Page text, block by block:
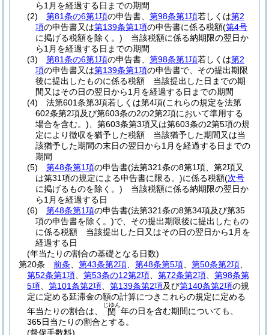
ら1月を経過する日までの期間
(2)
第81条の6第1項の申告書、 第98条第1項若しくは第2
項の申告書又は第139条第1項の申告書に係る税額(第4号
に掲げる税額を除く。) 当該税額に係る納期限の翌日か
ら1月を経過する日までの期間
(3)
第81条の6第1項の申告書、 第98条第1項若しくは第2
項の申告書又は第139条第1項の申告書で、その提出期限
後に提出したものに係る税額 当該提出した日までの期
間又はその日の翌日から1月を経過する日までの期間
(4)
法第601条第3項若しくは第4項(これらの規定を法第
602条第2項及び第603条の2の2第2項において準用する
場合を含む。) 、第603条第3項又は第603条の2第5項の規
定により徴収を猶予した税額 当該猶予した期間又は当
該猶予した期間の末日の翌日から1月を経過する日までの
期間
(5)
第48条第1項の申告書(法第321条の8第1項、第2項又
は第31項の規定による申告書に限る。)に係る税額(次号
に掲げるものを除く。) 当該税額に係る納期限の翌日か
ら1月を経過する日
(6)
第48条第1項の申告書(法第321条の8第34項及び第35
項の申告書を除く。)で、その提出期限後に提出したもの
に係る税額 当該提出した日又はその日の翌日から1月を
経過する日
(年当たりの割合の基礎となる日数)
第20条
前条 第43条第2項 第48条第5項 第50条第2項
第52条第1項
第53条の12第2項 第72条第2項
第98条第
5項
第101条第2項 第139条第2項及び第140条第2項の規
定に定める延滞金の額の計算につきこれらの規定に定める
年当たりの割合は、
閏
じゆん
年の日を含む期間についても、
365日当たりの割合とする。
(督促手数料)